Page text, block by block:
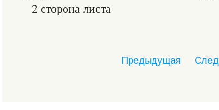
2 сторона листа
Предыдущая